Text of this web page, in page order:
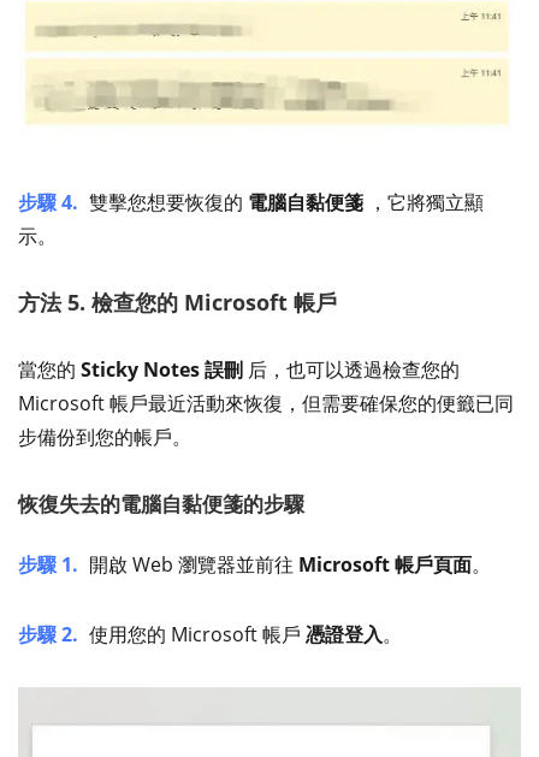
步驟 4. 雙擊您想要恢復的 電腦自黏便箋 ，它將獨立顯
示。
方法 5. 檢查您的 Microsoft 帳戶
當您的 Sticky Notes 誤刪 后，也可以透過檢查您的
Microsoft 帳戶最近活動來恢復，但需要確保您的便籤已同
步備份到您的帳戶。
恢復失去的電腦自黏便箋的步驟
步驟 1. 開啟 Web 瀏覽器並前往 Microsoft 帳戶頁面。
步驟 2. 使用您的 Microsoft 帳戶 憑證登入。